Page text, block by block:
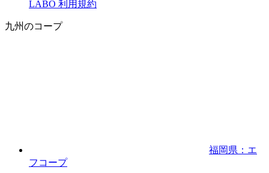
LABO 利用規約
九州のコープ
福岡県：エ
フコープ